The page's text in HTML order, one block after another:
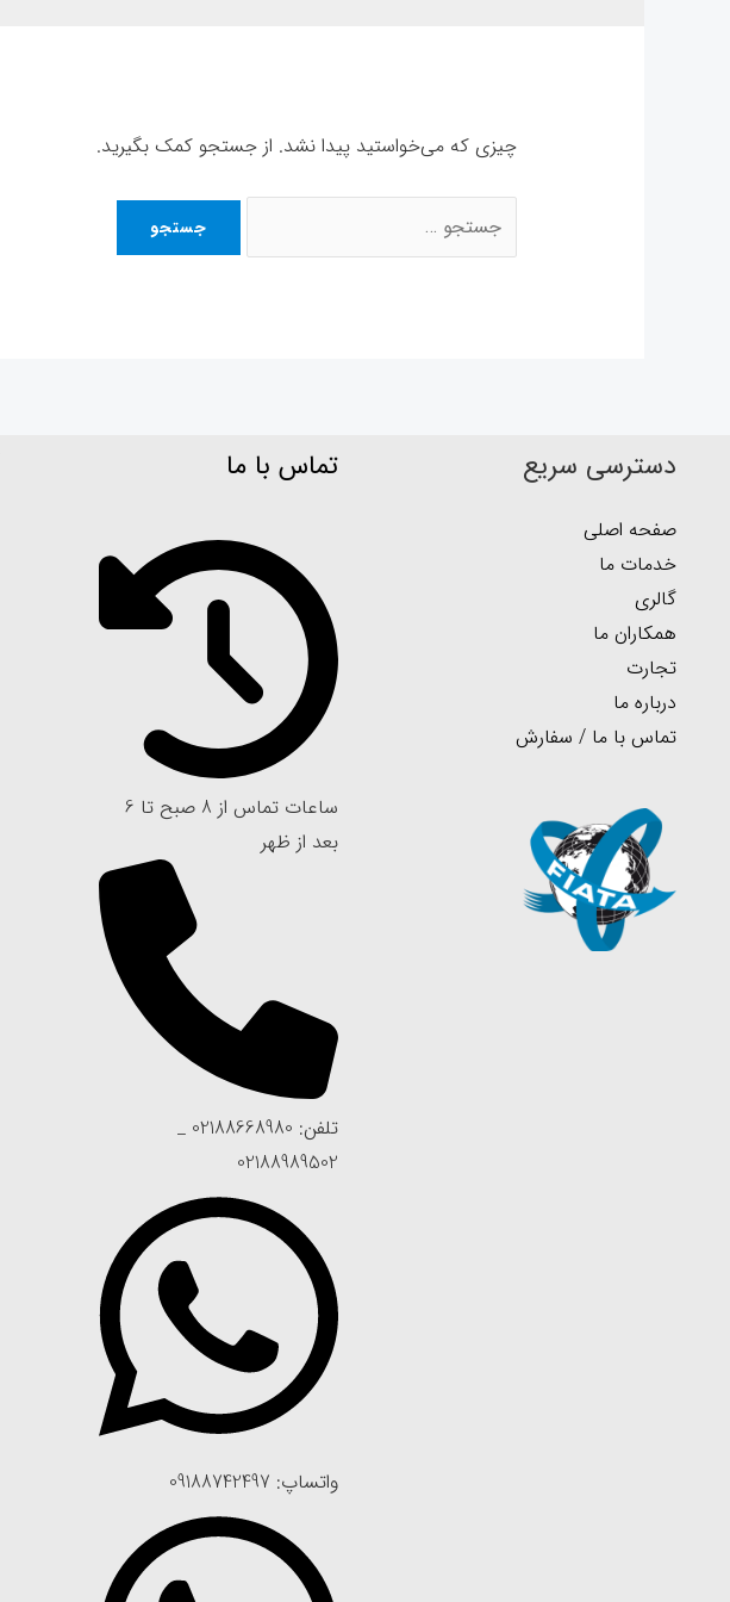
چیزی که می‌خواستید پیدا نشد. از جستجو کمک بگیرید.
برای:
دسترسی سریع
صفحه اصلی
خدمات ما
گالری
همکاران ما
تجارت
درباره ما
تماس با ما / سفارش
تماس با ما
ساعات تماس از 8 صبح تا 6
بعد از ظهر
تلفن: 02188668980 _
02188989502
واتساپ: 09188742497